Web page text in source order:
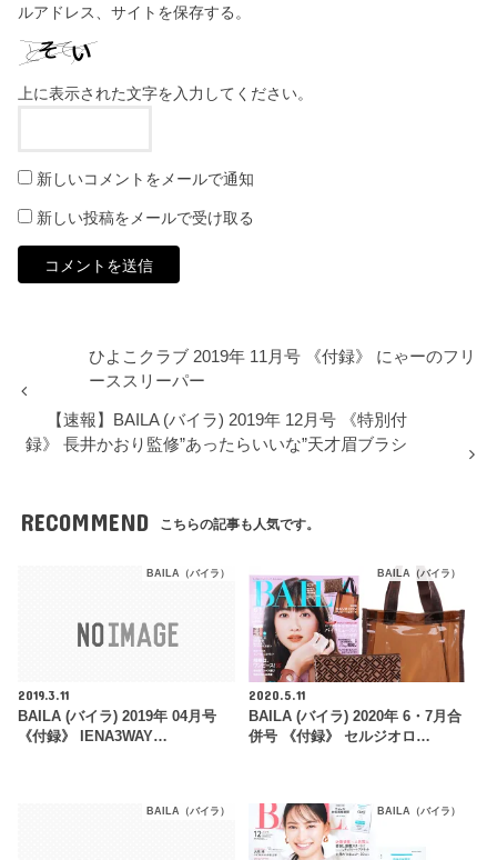
ルアドレス、サイトを保存する。
上に表示された文字を入力してください。
新しいコメントをメールで通知
新しい投稿をメールで受け取る
ひよこクラブ 2019年 11月号 《付録》 にゃーのフリ
ーススリーパー
【速報】BAILA (バイラ) 2019年 12月号 《特別付
録》 長井かおり監修”あったらいいな”天才眉ブラシ
RECOMMEND こちらの記事も人気です。
BAILA（バイラ）
2019.3.11
BAILA (バイラ) 2019年 04月号
《付録》 IENA3WAY…
BAILA（バイラ）
2020.5.11
BAILA (バイラ) 2020年 6・7月合
併号 《付録》 セルジオロ…
BAILA（バイラ） BAILA（バイラ）